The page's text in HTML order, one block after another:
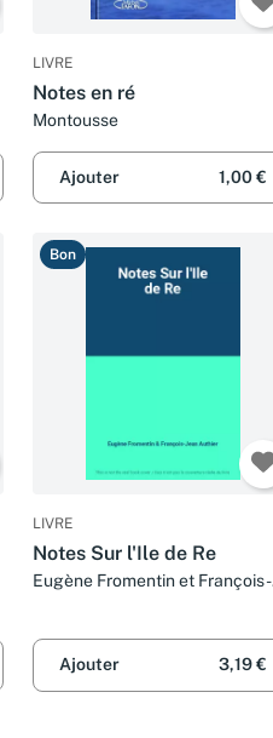
LIVRE
Notes en ré
Montousse
Ajouter 1,00 €
Bon
LIVRE
Notes Sur l'Ile de Re
Eugène Fromentin et François-
Ajouter 3,19 €